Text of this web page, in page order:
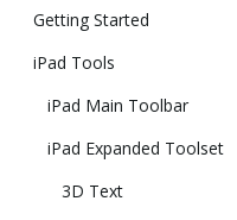
Getting Started
iPad Tools
iPad Main Toolbar
iPad Expanded Toolset
3D Text